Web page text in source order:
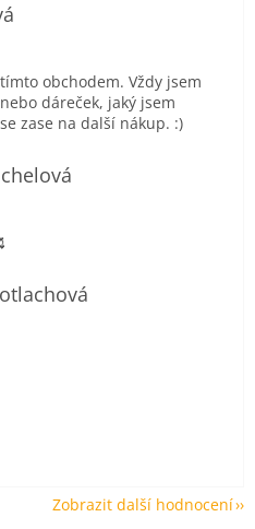
je 5 z 5 hvězdiček.
obchodem. Vždy jsem
dáreček, jaký jsem
zase na další nákup. :)
je 5 z 5 hvězdiček.
je 5 z 5 hvězdiček.
je 5 z 5 hvězdiček.
Zobrazit další hodnocení